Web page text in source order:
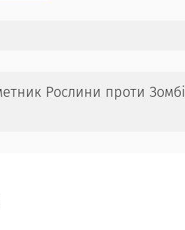
Рослини проти Зомбі